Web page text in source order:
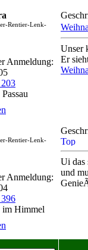
Rentier-Lenk-
Anmeldung:
Unser
Er
Rentier-Lenk-
Anmeldung:
im Himmel
Ui das
und